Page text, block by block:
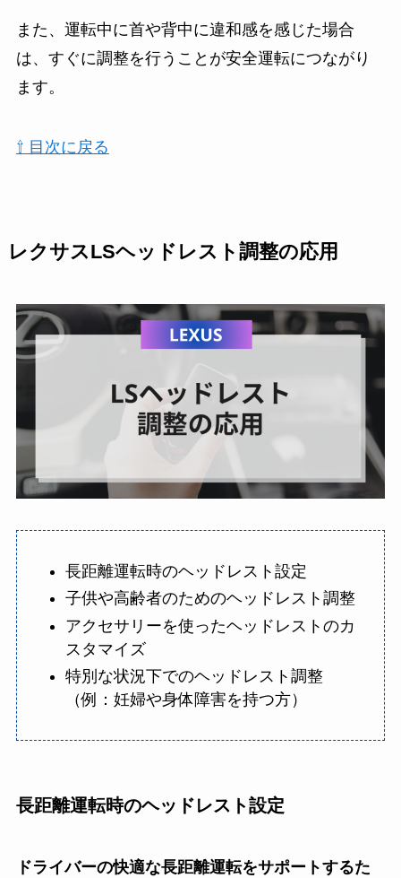
また、運転中に首や背中に違和感を感じた場合
は、すぐに調整を行うことが安全運転につながり
ます。
⇧ 目次に戻る
レクサスLSヘッドレスト調整の応用
長距離運転時のヘッドレスト設定
子供や高齢者のためのヘッドレスト調整
アクセサリーを使ったヘッドレストのカ
スタマイズ
特別な状況下でのヘッドレスト調整
（例：妊婦や身体障害を持つ方）
長距離運転時のヘッドレスト設定
ドライバーの快適な長距離運転をサポートするた